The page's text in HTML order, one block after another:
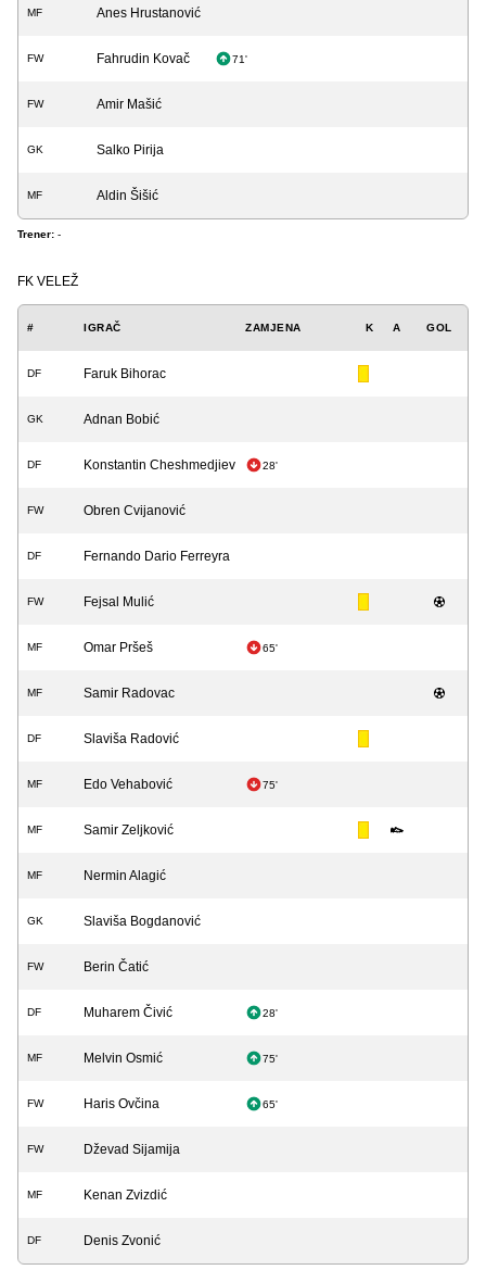
MF Anes Hrustanović
FW Fahrudin Kovač 71'
FW Amir Mašić
GK Salko Pirija
MF Aldin Šišić
Trener: -
FK VELEŽ
# IGRAČ ZAMJENA K A GOL
DF Faruk Bihorac
GK Adnan Bobić
DF Konstantin Cheshmedjiev 28'
FW Obren Cvijanović
DF Fernando Dario Ferreyra
FW Fejsal Mulić
MF Omar Pršeš 65'
MF Samir Radovac
DF Slaviša Radović
MF Edo Vehabović 75'
MF Samir Zeljković
MF Nermin Alagić
GK Slaviša Bogdanović
FW Berin Čatić
DF Muharem Čivić 28'
MF Melvin Osmić 75'
FW Haris Ovčina 65'
FW Dževad Sijamija
MF Kenan Zvizdić
DF Denis Zvonić